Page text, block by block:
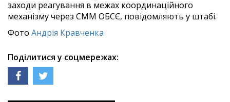
заходи реагування в межах координаційного
механізму через СММ ОБСЄ, повідомляють у штабі.
Фото Андрія Кравченка
Поділитися у соцмережах: